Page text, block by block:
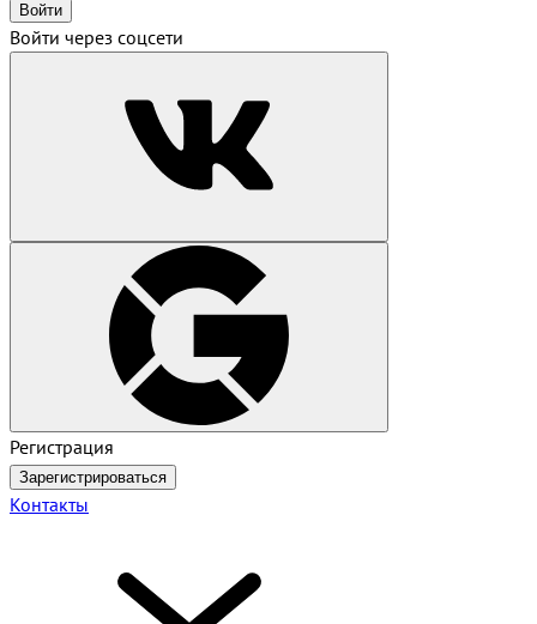
Войти
Войти через соцсети
Регистрация
Зарегистрироваться
Контакты